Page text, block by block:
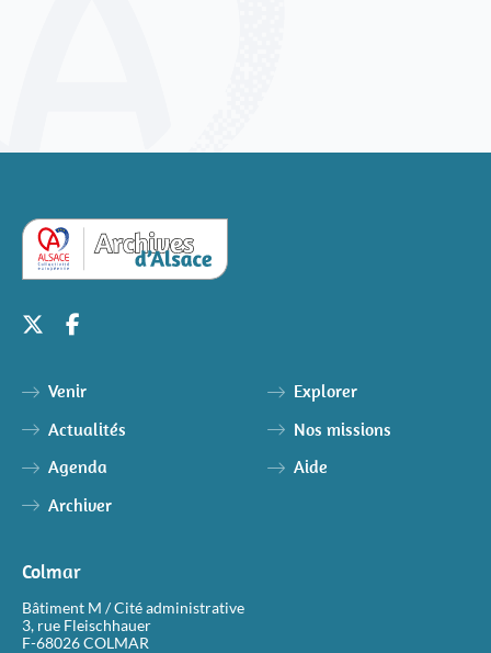
Venir
Actualités
Agenda
Archiver
Explorer
Nos missions
Aide
Colmar
Bâtiment M / Cité administrative
3, rue Fleischhauer
F-68026 COLMAR